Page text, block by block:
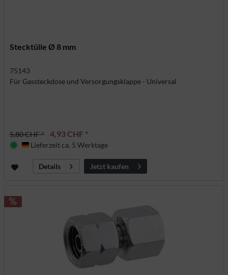
Stecktülle Ø 8 mm
75143
Für Gassteckdose und Versorgungsklappe - Universal
5,80 CHF * 4,93 CHF *
Deutschland
Lieferzeit ca. 5 Werktage
Details Jetzt kaufen